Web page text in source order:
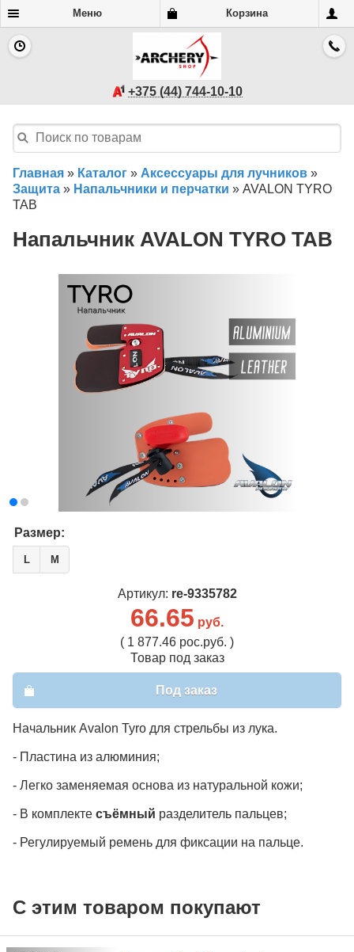
Меню Корзина
+375 (44) 744-10-10
Главная » Каталог » Аксессуары для лучников »
Защита » Напальчники и перчатки » AVALON TYRO
TAB
Напальчник AVALON TYRO TAB
Размер:
L M
Артикул: re-9335782
66.65 руб.
( 1 877.46 рос.руб. )
Товар под заказ
Под заказ
Начальник Avalon Tyro для стрельбы из лука.
- Пластина из алюминия;
- Легко заменяемая основа из натуральной кожи;
- В комплекте съёмный разделитель пальцев;
- Регулируемый ремень для фиксации на пальце.
C этим товаром покупают